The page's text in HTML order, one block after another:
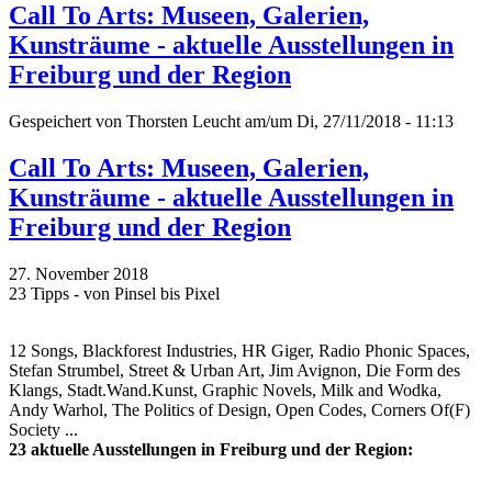
Call To Arts: Museen, Galerien,
Kunsträume - aktuelle Ausstellungen in
Freiburg und der Region
Gespeichert von Thorsten Leucht am/um Di, 27/11/2018 - 11:13
Call To Arts: Museen, Galerien,
Kunsträume - aktuelle Ausstellungen in
Freiburg und der Region
27. November 2018
23 Tipps - von Pinsel bis Pixel
12 Songs, Blackforest Industries, HR Giger, Radio Phonic Spaces,
Stefan Strumbel, Street & Urban Art, Jim Avignon, Die Form des
Klangs, Stadt.Wand.Kunst, Graphic Novels, Milk and Wodka,
Andy Warhol, The Politics of Design, Open Codes, Corners Of(F)
Society ...
23 aktuelle Ausstellungen in Freiburg und der Region: